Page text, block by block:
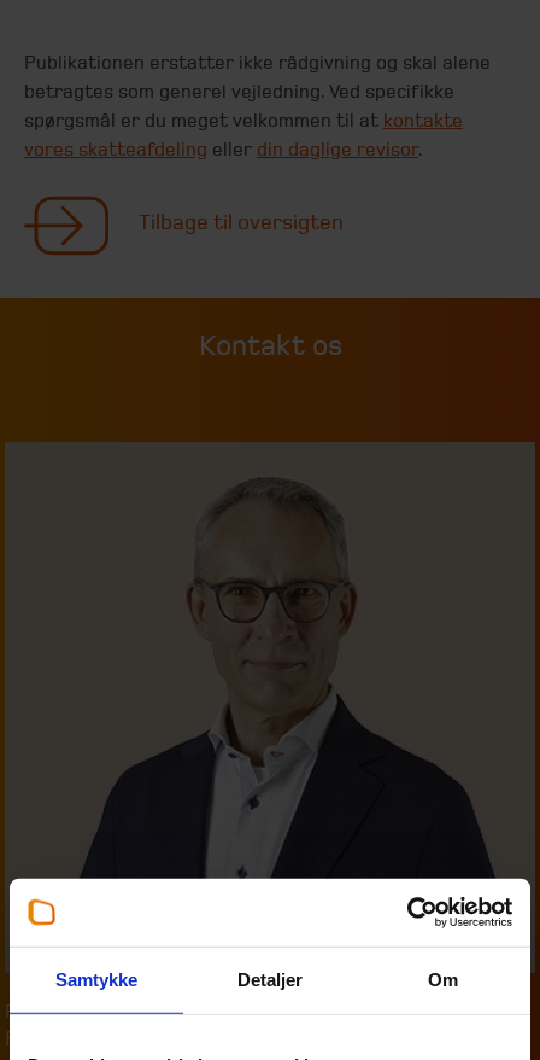
Samtykke Detaljer Om
Publikationen erstatter ikke rådgivning og skal alene
betragtes som generel vejledning. Ved specifikke
spørgsmål er du meget velkommen til at kontakte
vores skatteafdeling eller din daglige revisor.
Tilbage til oversigten
Kontakt os
Partner,Personskat
Finn Madsen